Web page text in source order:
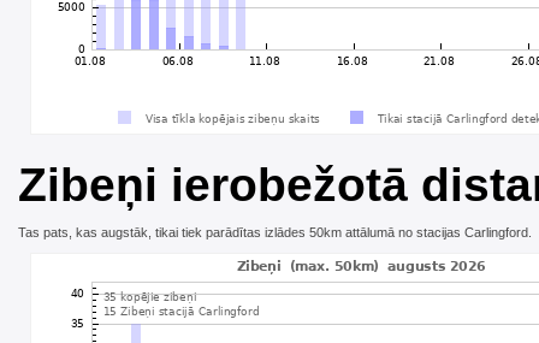
Zibeņi ierobežotā
Tas pats, kas augstāk, tikai tiek parādītas izlādes 50km attālumā no stacijas Carlingford.